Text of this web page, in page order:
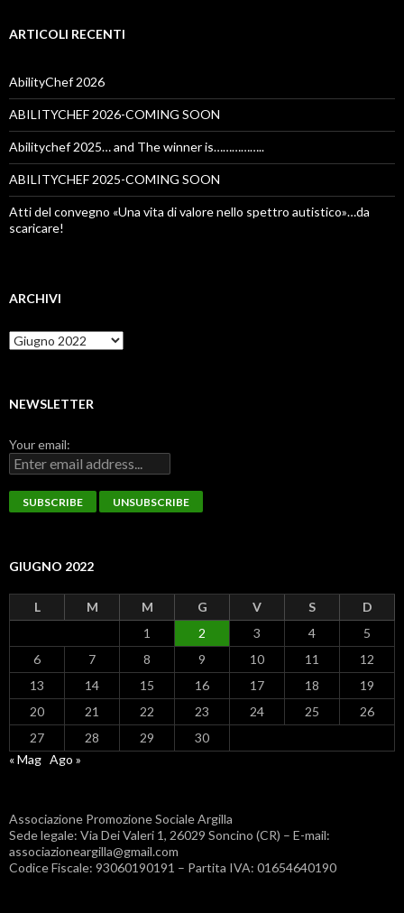
ARTICOLI RECENTI
AbilityChef 2026
ABILITYCHEF 2026-COMING SOON
Abilitychef 2025… and The winner is……………..
ABILITYCHEF 2025-COMING SOON
Atti del convegno «Una vita di valore nello spettro autistico»…da
scaricare!
ARCHIVI
Archivi
NEWSLETTER
Your email:
GIUGNO 2022
L M M G V S
D
1
2 3 4
5
6
7 8 9 10 11
12
13
14 15 16 17 18
19
20
21 22 23 24 25
26
27
28 29
30
« Mag Ago »
Associazione Promozione Sociale Argilla
Sede legale: Via Dei Valeri 1, 26029 Soncino (CR) – E-mail:
associazioneargilla@gmail.com
Codice Fiscale: 93060190191 – Partita IVA: 01654640190